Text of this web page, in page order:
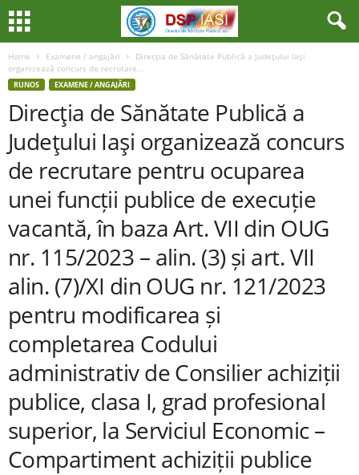
Home Examene / angajări
Direcţia de Sănătate Publică a Judeţului Iaşi
organizează concurs de recrutare...
RUNOS EXAMENE / ANGAJĂRI
Direcţia de Sănătate Publică a
Judeţului Iaşi organizează concurs
de recrutare pentru ocuparea
unei funcții publice de execuție
vacantă, în baza Art. VII din OUG
nr. 115/2023 – alin. (3) și art. VII
alin. (7)/XI din OUG nr. 121/2023
pentru modificarea și
completarea Codului
administrativ de Consilier achiziții
publice, clasa I, grad profesional
superior, la Serviciul Economic –
Compartiment achiziții publice